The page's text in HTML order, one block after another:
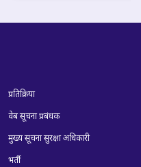
प्रतिक्रिया
वेब सूचना प्रबंधक
मुख्य सूचना सुरक्षा अधिकारी
भर्ती